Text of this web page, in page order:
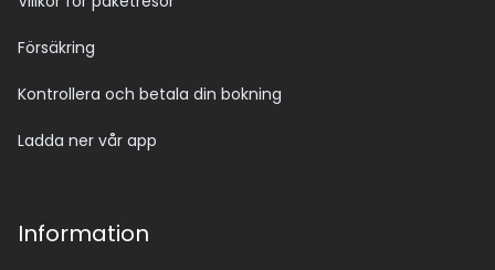
Försäkring
Kontrollera och betala din bokning
Ladda ner vår app
Information